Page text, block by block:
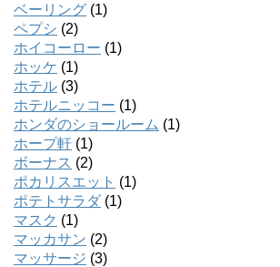
ベーリング (1)
ペプシ (2)
ホイコーロー (1)
ホッケ (1)
ホテル (3)
ホテルニッコー (1)
ホンダのショールーム (1)
ホープ軒 (1)
ボーナス (2)
ポカリスエット (1)
ポテトサラダ (1)
マスク (1)
マッカサン (2)
マッサージ (3)